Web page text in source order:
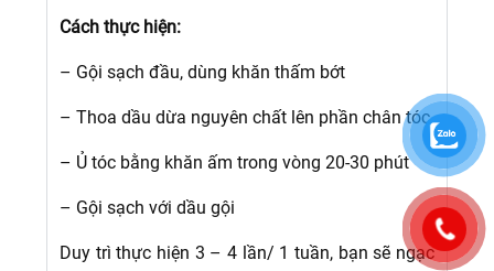
Cách thực hiện:
– Gội sạch đầu, dùng khăn thấm bớt
– Thoa dầu dừa nguyên chất lên phần chân tóc
– Ủ tóc bằng khăn ấm trong vòng 20-30 phút
– Gội sạch với dầu gội
Duy trì thực hiện 3 – 4 lần/ 1 tuần, bạn sẽ ngạc